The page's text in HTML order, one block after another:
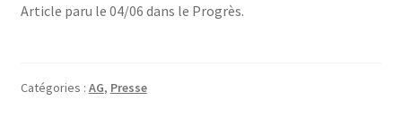
Article paru le 04/06 dans le Progrès.
Catégories : AG, Presse